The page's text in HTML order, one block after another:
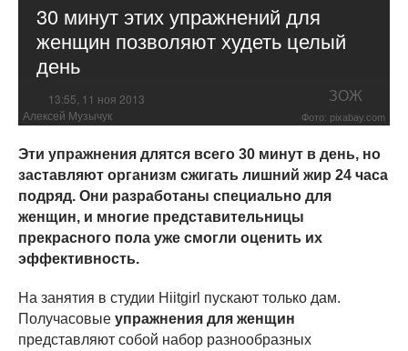
30 минут этих упражнений для
женщин позволяют худеть целый
день
13:55, 11 ноя 2013 ЗОЖ
Алексей Музычук Фото: pixabay.com
Эти упражнения длятся всего 30 минут в день, но
заставляют организм сжигать лишний жир 24 часа
подряд. Они разработаны специально для
женщин, и многие представительницы
прекрасного пола уже смогли оценить их
эффективность.
На занятия в студии Hiitgirl пускают только дам.
Получасовые упражнения для женщин
представляют собой набор разнообразных